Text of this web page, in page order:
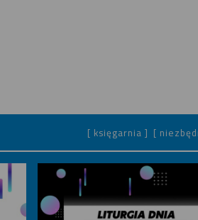
[ księgarnia ] [